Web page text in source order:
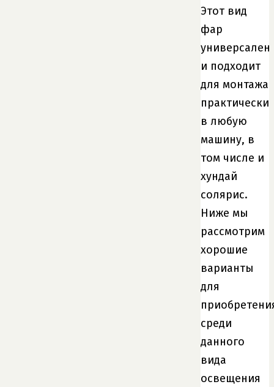
Этот вид
фар
универсален
и подходит
для монтажа
практически
в любую
машину, в
том числе и
хундай
солярис.
Ниже мы
рассмотрим
хорошие
варианты
для
среди
данного
вида
освещения